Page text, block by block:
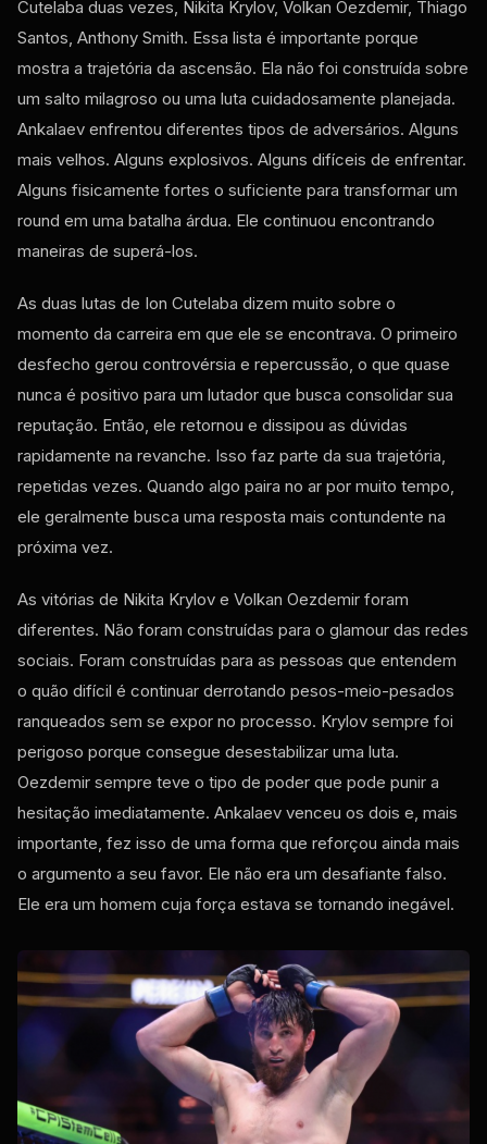
Cutelaba duas vezes, Nikita Krylov, Volkan Oezdemir, Thiago
Santos, Anthony Smith. Essa lista é importante porque
mostra a trajetória da ascensão. Ela não foi construída sobre
um salto milagroso ou uma luta cuidadosamente planejada.
Ankalaev enfrentou diferentes tipos de adversários. Alguns
mais velhos. Alguns explosivos. Alguns difíceis de enfrentar.
Alguns fisicamente fortes o suficiente para transformar um
round em uma batalha árdua. Ele continuou encontrando
maneiras de superá-los.
As duas lutas de Ion Cutelaba dizem muito sobre o
momento da carreira em que ele se encontrava. O primeiro
desfecho gerou controvérsia e repercussão, o que quase
nunca é positivo para um lutador que busca consolidar sua
reputação. Então, ele retornou e dissipou as dúvidas
rapidamente na revanche. Isso faz parte da sua trajetória,
repetidas vezes. Quando algo paira no ar por muito tempo,
ele geralmente busca uma resposta mais contundente na
próxima vez.
As vitórias de Nikita Krylov e Volkan Oezdemir foram
diferentes. Não foram construídas para o glamour das redes
sociais. Foram construídas para as pessoas que entendem
o quão difícil é continuar derrotando pesos-meio-pesados ​​
ranqueados sem se expor no processo. Krylov sempre foi
perigoso porque consegue desestabilizar uma luta.
Oezdemir sempre teve o tipo de poder que pode punir a
hesitação imediatamente. Ankalaev venceu os dois e, mais
importante, fez isso de uma forma que reforçou ainda mais
o argumento a seu favor. Ele não era um desafiante falso.
Ele era um homem cuja força estava se tornando inegável.